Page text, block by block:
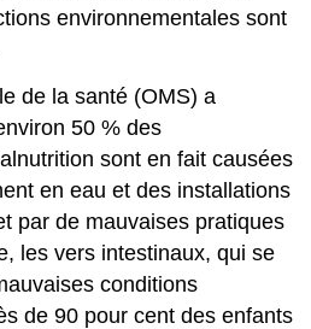
environnementales sont
de la santé (OMS) a
50 % des
sont en fait causées
en eau et des installations
par de mauvaises pratiques
les vers intestinaux, qui se
conditions
de 90 pour cent des enfants